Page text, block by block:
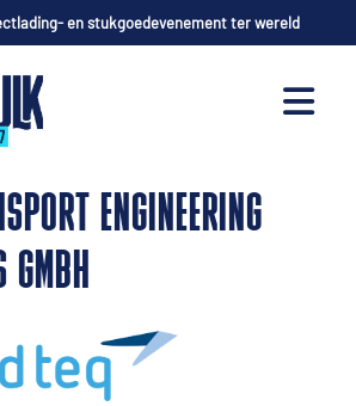
en stukgoedevenement ter wereld
ENGINEERING
GMBH